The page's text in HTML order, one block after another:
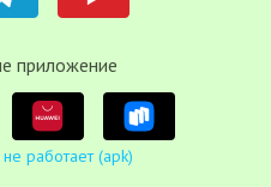
приложение
работает (apk)